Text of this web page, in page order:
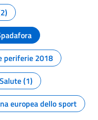
periferie 2018
(1)
europea dello sport